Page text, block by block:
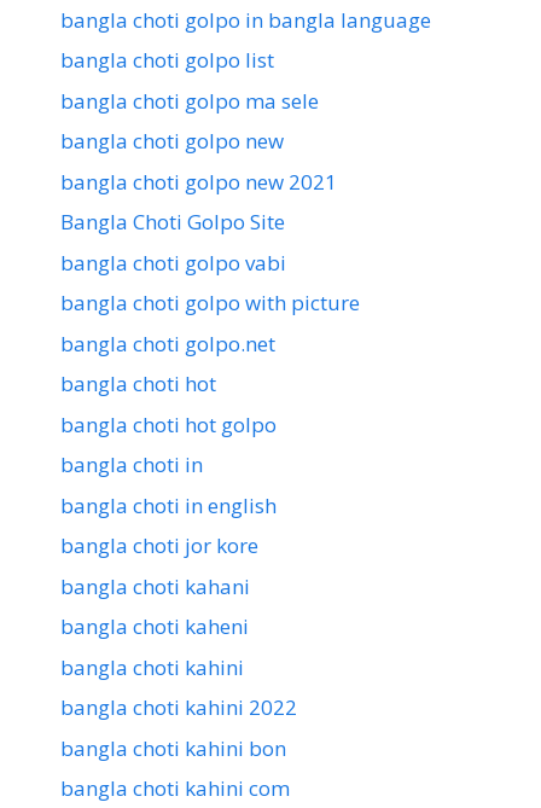
bangla choti golpo in bangla language
bangla choti golpo list
bangla choti golpo ma sele
bangla choti golpo new
bangla choti golpo new 2021
Bangla Choti Golpo Site
bangla choti golpo vabi
bangla choti golpo with picture
bangla choti golpo.net
bangla choti hot
bangla choti hot golpo
bangla choti in
bangla choti in english
bangla choti jor kore
bangla choti kahani
bangla choti kaheni
bangla choti kahini
bangla choti kahini 2022
bangla choti kahini bon
bangla choti kahini com